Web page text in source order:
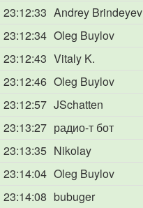
23:12:33 Andrey Brindeyev
23:12:34 Oleg Buylov
23:12:43 Vitaly K.
23:12:46 Oleg Buylov
23:12:57 JSchatten
23:13:27 радио-т бот
23:13:35 Nikolay
23:14:04 Oleg Buylov
23:14:08 bubuger